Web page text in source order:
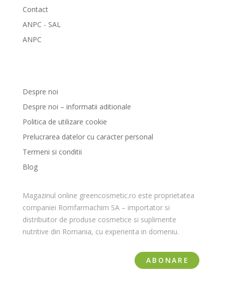
Contact
ANPC - SAL
ANPC
Despre noi
Despre noi – informatii aditionale
Politica de utilizare cookie
Prelucrarea datelor cu caracter personal
Termeni si conditii
Blog
Magazinul online greencosmetic.ro este proprietatea
companiei Romfarmachim SA – importator si
distribuitor de produse cosmetice si suplimente
nutritive din Romania, cu experienta in domeniu.
ABONARE